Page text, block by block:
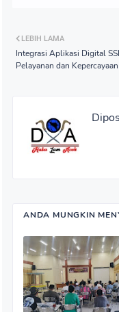
LEBIH LAMA
Integrasi Aplikasi Digital
Pelayanan dan
ANDA MUNGKIN